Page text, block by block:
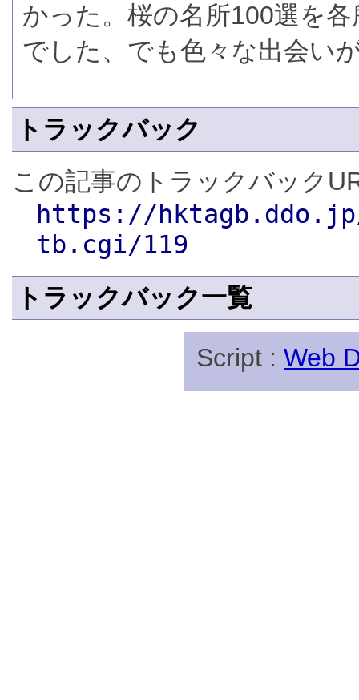
かった。桜の名所100選を
でした、でも色々な出会い
トラックバック
この記事のトラックバック
https://
tb.cgi/119
トラックバック一覧
Script : Web